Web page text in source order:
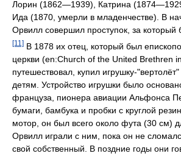
Лорин (1862—1939), Катрина
Ида (1870, умерли в младенчестве). В
Орвилл совершил проступок, за который
[11] В 1878 их отец, который был
церкви (en:Church of the United Brethren
путешествовал, купил игрушку-
детям. Устройство игрушки было
француза, пионера авиации Альфонса
бумаги, бамбука и пробки с круглой
мотор, он был всего около фута (30 см)
Орвилл играли с ним, пока он не
свой собственный. В поздние годы они